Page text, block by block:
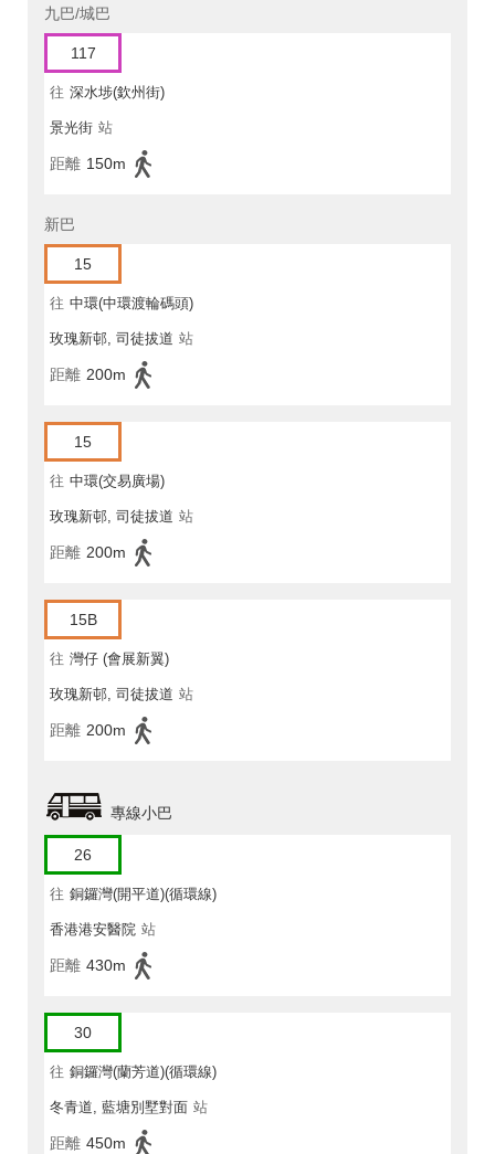
九巴/城巴
117
往 深水埗(欽州街)
景光街 站
距離 150m
新巴
15
往 中環(中環渡輪碼頭)
玫瑰新邨, 司徒拔道 站
距離 200m
15
往 中環(交易廣場)
玫瑰新邨, 司徒拔道 站
距離 200m
15B
往 灣仔 (會展新翼)
玫瑰新邨, 司徒拔道 站
距離 200m
專線小巴
26
往 銅鑼灣(開平道)(循環線)
香港港安醫院 站
距離 430m
30
往 銅鑼灣(蘭芳道)(循環線)
冬青道, 藍塘別墅對面 站
距離 450m